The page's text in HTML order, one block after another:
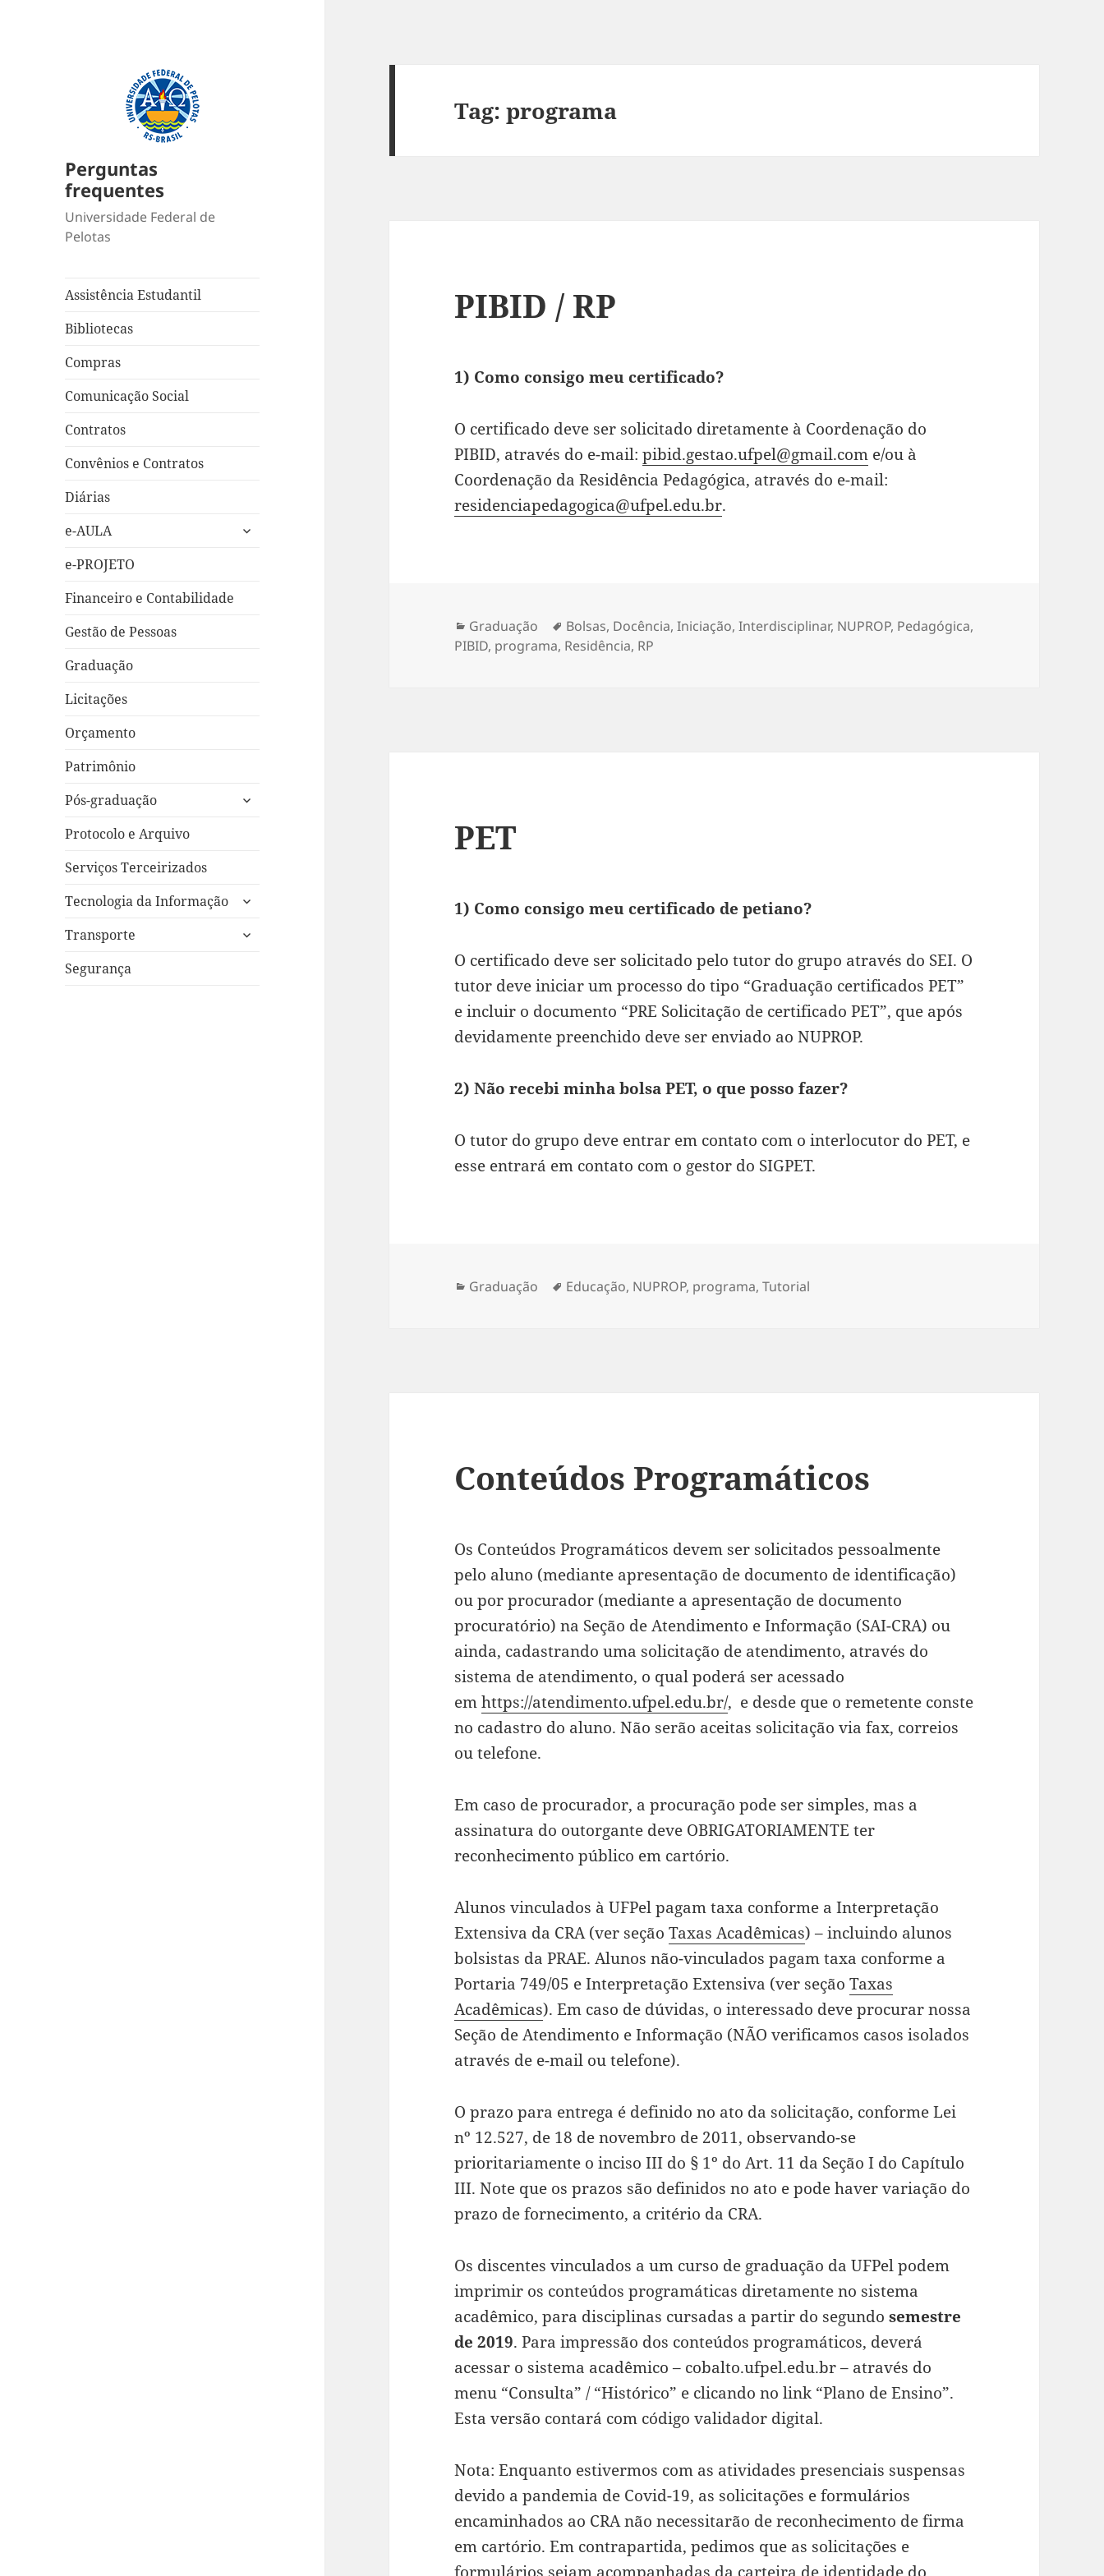
Perguntas
frequentes
Universidade Federal de
Pelotas
Assistência Estudantil
Bibliotecas
Compras
Comunicação Social
Contratos
Convênios e Contratos
Diárias
e-AULA
expandir
e-PROJETO
Financeiro e Contabilidade
Gestão de Pessoas
Graduação
Licitações
Orçamento
Patrimônio
Pós-graduação
expandir
Protocolo e Arquivo
Serviços Terceirizados
Tecnologia da Informação
expandir
Transporte
expandir
Segurança
Tag:programa
PIBID / RP
1) Como consigo meu certificado?
O certificado deve ser solicitado diretamente à Coordenação do
PIBID, através do e-mail:pibid.gestao.ufpel@gmail.com e/ou à
Coordenação da Residência Pedagógica, através do e-mail:
residenciapedagogica@ufpel.edu.br.
Categorias
Graduação Tags
Bolsas, Docência,Iniciação,Interdisciplinar, NUPROP, Pedagógica,
PIBID, programa, Residência, RP
PET
1) Como consigo meu certificado de petiano?
O certificado deve ser solicitado pelo tutor do grupo através do SEI. O
tutor deve iniciar um processo do tipo “Graduação certificados PET”
e incluir o documento “PRE Solicitação de certificado PET”, que após
devidamente preenchido deve ser enviado ao NUPROP.
2) Não recebi minha bolsa PET, o que posso fazer?
O tutor do grupo deve entrar em contato com o interlocutor do PET, e
esse entrará em contato com o gestor do SIGPET.
Categorias
Graduação Tags
Educação, NUPROP, programa,Tutorial
Conteúdos Programáticos
Os Conteúdos Programáticos devem ser solicitados pessoalmente
pelo aluno (mediante apresentação de documento de identificação)
ou por procurador (mediante a apresentação de documento
procuratório) na Seção de Atendimento e Informação (SAI-CRA) ou
ainda, cadastrando uma solicitação de atendimento, através do
sistema de atendimento, o qual poderá ser acessado
emhttps://atendimento.ufpel.edu.br/, e desde que o remetente conste
no cadastro do aluno. Não serão aceitas solicitação via fax, correios
ou telefone.
Em caso de procurador, a procuração pode ser simples, mas a
assinatura do outorgante deve OBRIGATORIAMENTE ter
reconhecimento público em cartório.
Alunos vinculados à UFPel pagam taxa conforme a Interpretação
Extensiva da CRA (ver seçãoTaxas Acadêmicas) – incluindo alunos
bolsistas da PRAE. Alunos não-vinculados pagam taxa conforme a
Portaria 749/05 e Interpretação Extensiva (ver seçãoTaxas
Acadêmicas). Em caso de dúvidas, o interessado deve procurar nossa
Seção de Atendimento e Informação (NÃO verificamos casos isolados
através de e-mail ou telefone).
O prazo para entrega é definido no ato da solicitação, conforme Lei
nº 12.527, de 18 de novembro de 2011, observando-se
prioritariamente o inciso III do § 1º do Art. 11 da Seção I do Capítulo
III. Note que os prazos são definidos no ato e pode haver variação do
prazo de fornecimento, a critério da CRA.
Os discentes vinculados a um curso de graduação da UFPel podem
imprimir os conteúdos programáticas diretamente no sistema
acadêmico, para disciplinas cursadas a partir do segundosemestre
de 2019. Para impressão dos conteúdos programáticos, deverá
acessar o sistema acadêmico – cobalto.ufpel.edu.br – através do
menu “Consulta” / “Histórico” e clicando no link “Plano de Ensino”.
Esta versão contará com código validador digital.
Nota: Enquanto estivermos com as atividades presenciais suspensas
devido a pandemia de Covid-19, as solicitações e formulários
encaminhados ao CRA não necessitarão de reconhecimento de firma
em cartório. Em contrapartida, pedimos que as solicitações e